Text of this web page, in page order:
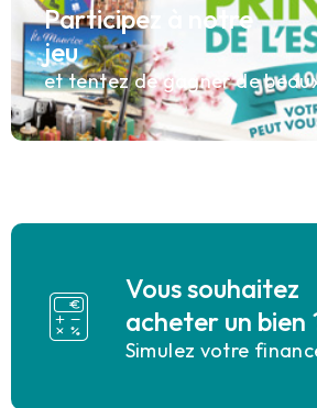
Participez à notre
jeu
et tentez de gagner de
Vous souhaitez
acheter un bien
Simulez votre